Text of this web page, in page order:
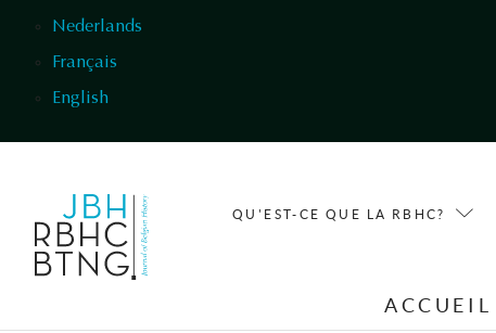
Nederlands
Français
English
QU'EST-CE QUE LA RBHC?
ACCUEIL